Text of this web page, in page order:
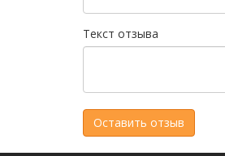
Текст отзыва